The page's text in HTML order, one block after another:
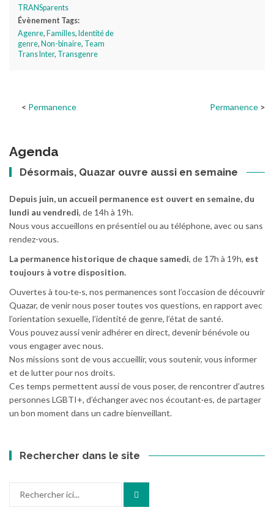
TRANSparents
Évènement Tags:
Agenre, Familles, Identité de
genre, Non-binaire, Team
Trans Inter, Transgenre
Permanence Permanence
Agenda
Désormais, Quazar ouvre aussi en semaine
Depuis juin, un accueil permanence est ouvert en semaine, du
lundi au vendredi, de 14h à 19h.
Nous vous accueillons en présentiel ou au téléphone, avec ou sans
rendez-vous.
La permanence historique de chaque samedi, de 17h à 19h, est
toujours à votre disposition.
Ouvertes à tou·te·s, nos permanences sont l’occasion de découvrir
Quazar, de venir nous poser toutes vos questions, en rapport avec
l’orientation sexuelle, l’identité de genre, l’état de santé.
Vous pouvez aussi venir adhérer en direct, devenir bénévole ou
vous engager avec nous.
Nos missions sont de vous accueillir, vous soutenir, vous informer
et de lutter pour nos droits.
Ces temps permettent aussi de vous poser, de rencontrer d’autres
personnes LGBTI+, d’échanger avec nos écoutant·es, de partager
un bon moment dans un cadre bienveillant.
Rechercher dans le site